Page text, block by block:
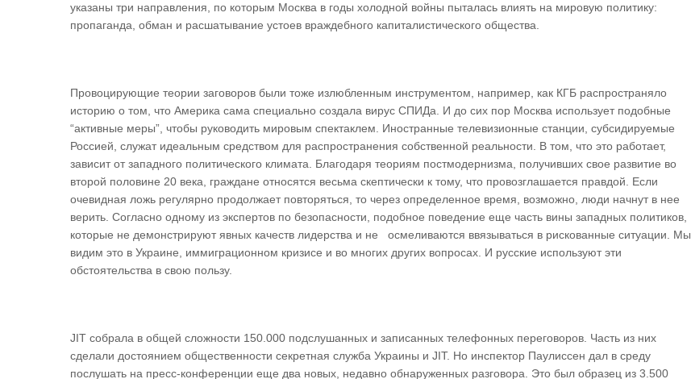
указаны три направления, по которым Москва в годы холодной войны пыталась влиять на мировую политику:
пропаганда, обман и расшатывание устоев враждебного капиталистического общества.
Провоцирующие теории заговоров были тоже излюбленным инструментом, например, как КГБ распространяло
историю о том, что Америка сама специально создала вирус СПИДа. И до сих пор Москва использует подобные
“активные меры”, чтобы руководить мировым спектаклем. Иностранные телевизионные станции, субсидируемые
Россией, служат идеальным средством для распространения собственной реальности. В том, что это работает,
зависит от западного политического климата. Благодаря теориям постмодернизма, получивших свое развитие во
второй половине 20 века, граждане относятся весьма скептически к тому, что провозглашается правдой. Если
очевидная ложь регулярно продолжает повторяться, то через определенное время, возможно, люди начнут в нее
верить. Согласно одному из экспертов по безопасности, подобное поведение еще часть вины западных политиков,
которые не демонстрируют явных качеств лидерства и не осмеливаются ввязываться в рискованные ситуации. Мы
видим это в Украине, иммиграционном кризисе и во многих других вопросах. И русские используют эти
обстоятельства в свою пользу.
JIT собрала в общей сложности 150.000 подслушанных и записанных телефонных переговоров. Часть из них
сделали достоянием общественности секретная служба Украины и JIT. Но инспектор Паулиссен дал в среду
послушать на пресс-конференции еще два новых, недавно обнаруженных разговора. Это был образец из 3.500